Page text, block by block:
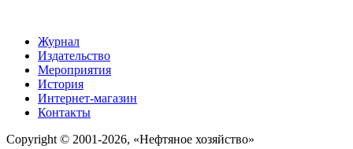
Журнал
Издательство
Мероприятия
История
Интернет-магазин
Контакты
Copyright © 2001-2026, «Нефтяное хозяйство»